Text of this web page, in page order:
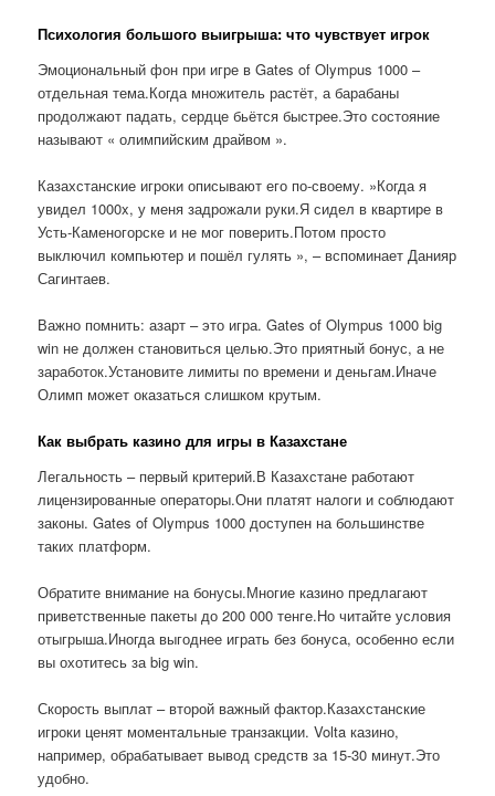
Психология большого выигрыша: что чувствует игрок
Эмоциональный фон при игре в Gates of Olympus 1000 –
отдельная тема.Когда множитель растёт, а барабаны
продолжают падать, сердце бьётся быстрее.Это состояние
называют « олимпийским драйвом ».
Казахстанские игроки описывают его по-своему. »Когда я
увидел 1000x, у меня задрожали руки.Я сидел в квартире в
Усть-Каменогорске и не мог поверить.Потом просто
выключил компьютер и пошёл гулять », – вспоминает Данияр
Сагинтаев.
Важно помнить: азарт – это игра. Gates of Olympus 1000 big
win не должен становиться целью.Это приятный бонус, а не
заработок.Установите лимиты по времени и деньгам.Иначе
Олимп может оказаться слишком крутым.
Как выбрать казино для игры в Казахстане
Легальность – первый критерий.В Казахстане работают
лицензированные операторы.Они платят налоги и соблюдают
законы. Gates of Olympus 1000 доступен на большинстве
таких платформ.
Обратите внимание на бонусы.Многие казино предлагают
приветственные пакеты до 200 000 тенге.Но читайте условия
отыгрыша.Иногда выгоднее играть без бонуса, особенно если
вы охотитесь за big win.
Скорость выплат – второй важный фактор.Казахстанские
игроки ценят моментальные транзакции. Volta казино,
например, обрабатывает вывод средств за 15-30 минут.Это
удобно.